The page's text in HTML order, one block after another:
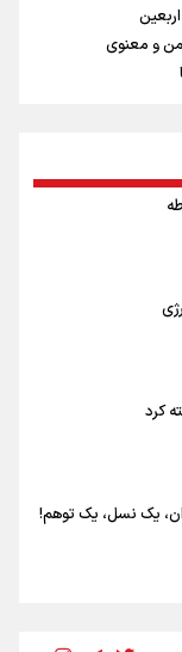
کرد
یک نسل، یک توهم!